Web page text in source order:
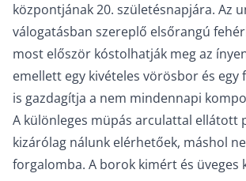
központjának 20. születésnapjára. Az
válogatásban szereplő elsőrangú
most először kóstolhatják meg az
emellett egy kivételes vörösbor és egy
is gazdagítja a nem mindennapi
A különleges müpás arculattal ellátott
kizárólag nálunk elérhetőek, máshol
forgalomba. A borok kimért és üveges